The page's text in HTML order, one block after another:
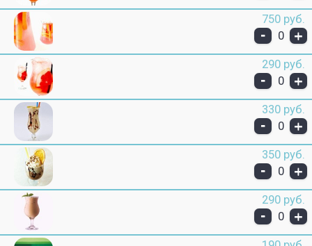
750 руб.
- 0 +
290 руб.
- 0 +
330 руб.
- 0 +
350 руб.
- 0 +
290 руб.
- 0 +